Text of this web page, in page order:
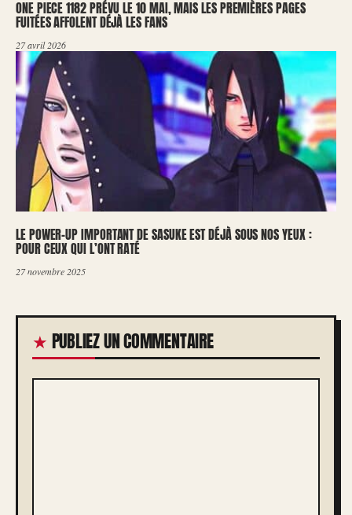
ONE PIECE 1182 PRÉVU LE 10 MAI, MAIS LES PREMIÈRES PAGES
FUITÉES AFFOLENT DÉJÀ LES FANS
27 avril 2026
LE POWER-UP IMPORTANT DE SASUKE EST DÉJÀ SOUS NOS YEUX :
POUR CEUX QUI L’ONT RATÉ
27 novembre 2025
PUBLIEZ UN COMMENTAIRE